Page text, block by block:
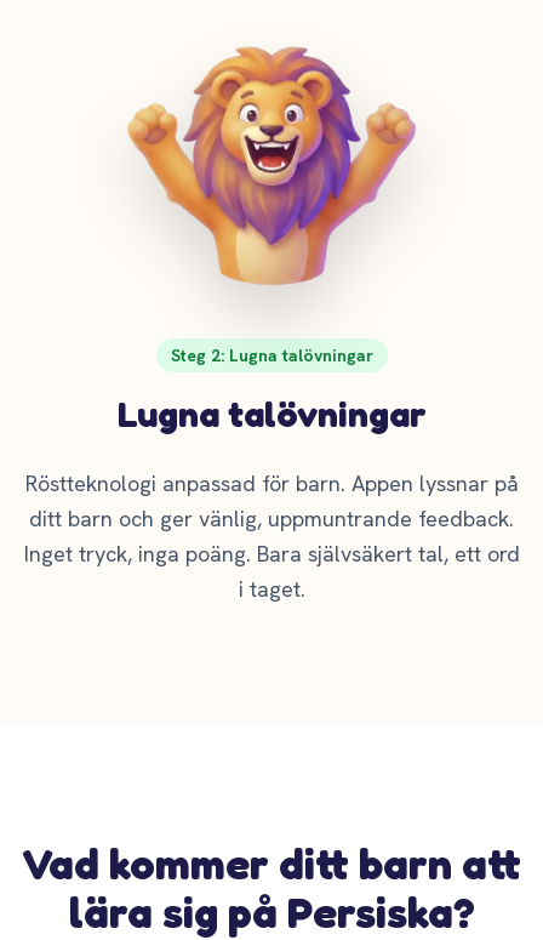
Steg 2: Lugna talövningar
Lugna talövningar
Röstteknologi anpassad för barn. Appen lyssnar på
ditt barn och ger vänlig, uppmuntrande feedback.
Inget tryck, inga poäng. Bara självsäkert tal, ett ord
i taget.
Vad kommer ditt barn att
lära sig på Persiska?